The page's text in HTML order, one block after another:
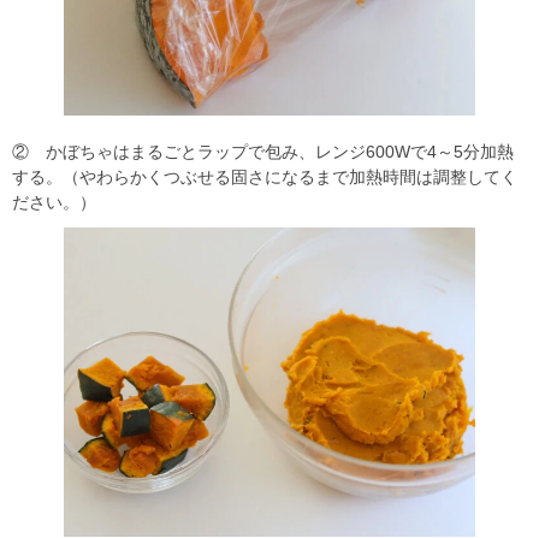
② かぼちゃはまるごとラップで包み、レンジ600Wで4～5分加熱
する。（やわらかくつぶせる固さになるまで加熱時間は調整してく
ださい。）